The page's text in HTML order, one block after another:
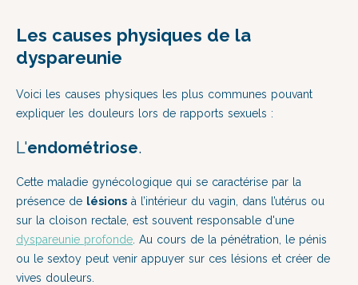
Les causes physiques de la
dyspareunie
Voici les causes physiques les plus communes pouvant
expliquer les douleurs lors de rapports sexuels :
L'endométriose.
Cette maladie gynécologique qui se caractérise par la
présence de lésions à l’intérieur du vagin, dans l’utérus ou
sur la cloison rectale, est souvent responsable d'une
dyspareunie profonde . Au cours de la pénétration, le pénis
ou le sextoy peut venir appuyer sur ces lésions et créer de
vives douleurs.